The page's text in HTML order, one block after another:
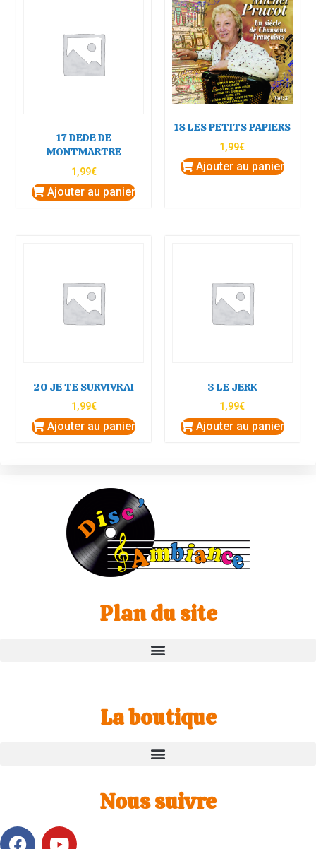
17 DEDE DE
MONTMARTRE
1,99€
Ajouter au panier
18 LES PETITS PAPIERS
1,99€
Ajouter au panier
20 JE TE SURVIVRAI
1,99€
Ajouter au panier
3 LE JERK
1,99€
Ajouter au panier
Plan du site
La boutique
Nous suivre